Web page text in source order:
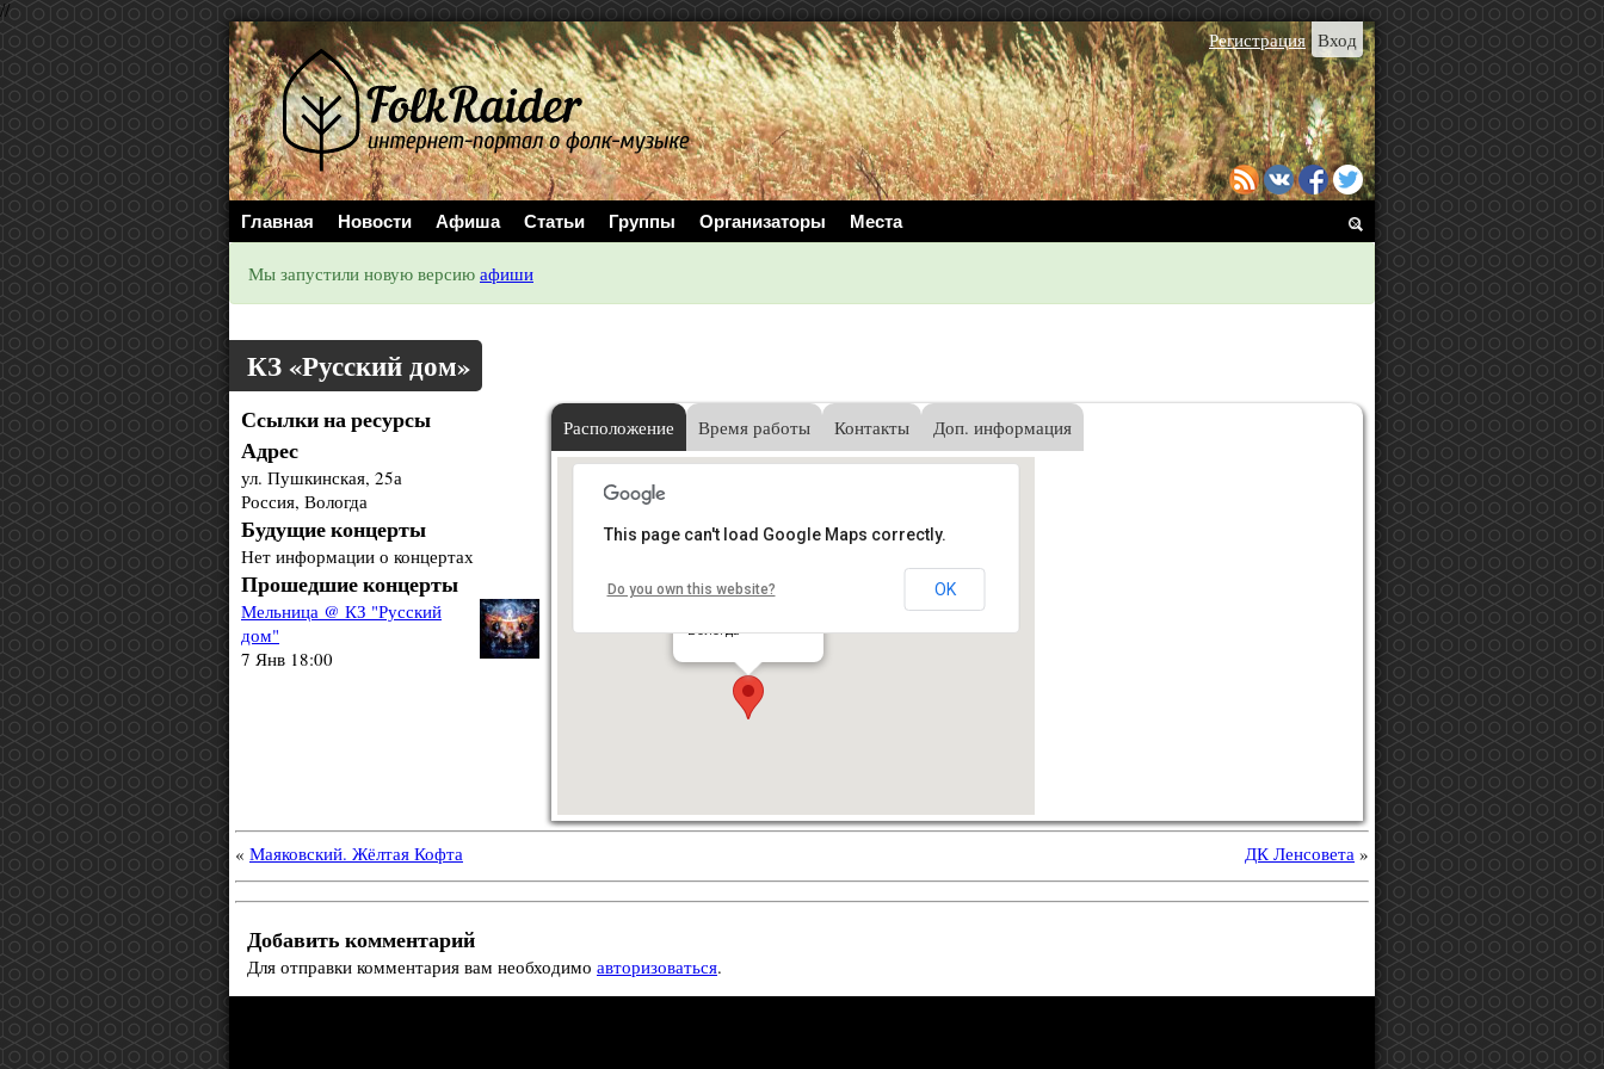
//
Вход
Регистрация
Главная Новости Афиша Статьи Группы Организаторы Места
Мы запустили новую версию афиши
КЗ «Русский дом»
Ссылки на ресурсы
Адрес
ул. Пушкинская, 25а
Россия, Вологда
Будущие концерты
Нет информации о концертах
Прошедшие концерты
Мельница @ КЗ "Русский
дом"
7 Янв 18:00
Расположение Время работы Контакты Доп. информация
КЗ «Русский дом»
Вологда
This page can't load Google Maps correctly.
Do you own this website? OK
« Маяковский. Жёлтая Кофта ДК Ленсовета »
Добавить комментарий
Для отправки комментария вам необходимо авторизоваться.